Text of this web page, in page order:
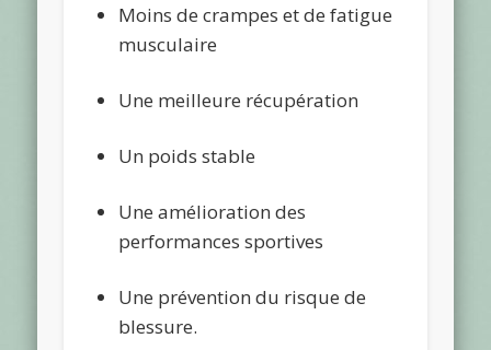
Moins de crampes et de fatigue
musculaire
Une meilleure récupération
Un poids stable
Une amélioration des
performances sportives
Une prévention du risque de
blessure.